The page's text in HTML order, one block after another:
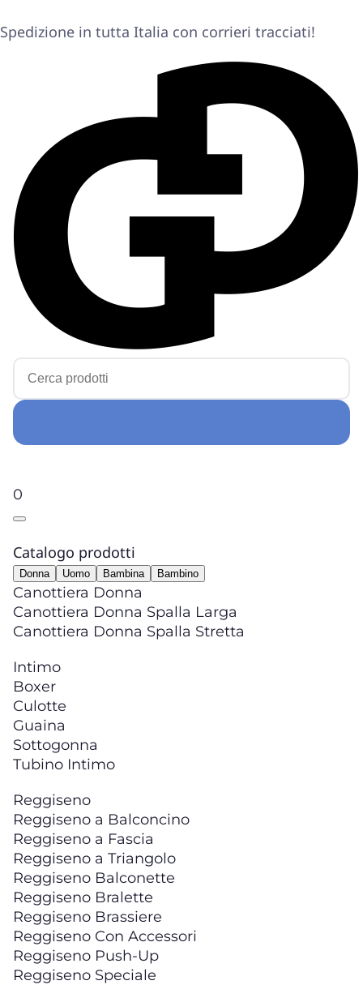
Spedizione in tutta Italia con corrieri tracciati!
0
Catalogo prodotti
Donna Uomo Bambina Bambino
Canottiera Donna
Canottiera Donna Spalla Larga
Canottiera Donna Spalla Stretta
Intimo
Boxer
Culotte
Guaina
Sottogonna
Tubino Intimo
Reggiseno
Reggiseno a Balconcino
Reggiseno a Fascia
Reggiseno a Triangolo
Reggiseno Balconette
Reggiseno Bralette
Reggiseno Brassiere
Reggiseno Con Accessori
Reggiseno Push-Up
Reggiseno Speciale